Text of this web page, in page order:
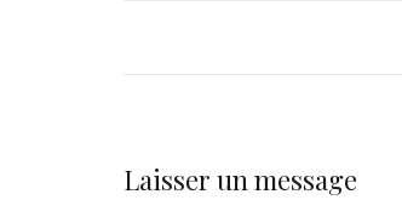
Laisser un message